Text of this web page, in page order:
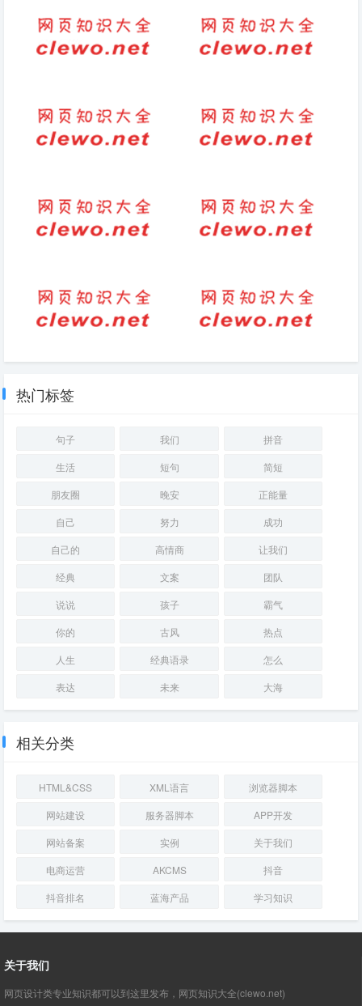
圈）
热门标签
句子 我们
拼音
生活
短句
简短
朋友圈
晚安
正能量
自己
努力
成功
自己的
高情商
让我们
经典
文案
团队
说说
孩子
霸气
你的
古风
热点
人生
经典语录
怎么
表达
未来 大海
相关分类
HTML&CSS XML语言
浏览器脚本
网站建设
服务器脚本
APP开发
网站备案
实例
关于我们
电商运营
AKCMS
抖音
抖音排名
蓝海产品 学习知识
关于我们
网页设计类专业知识都可以到这里发布，网页知识大全(clewo.net)